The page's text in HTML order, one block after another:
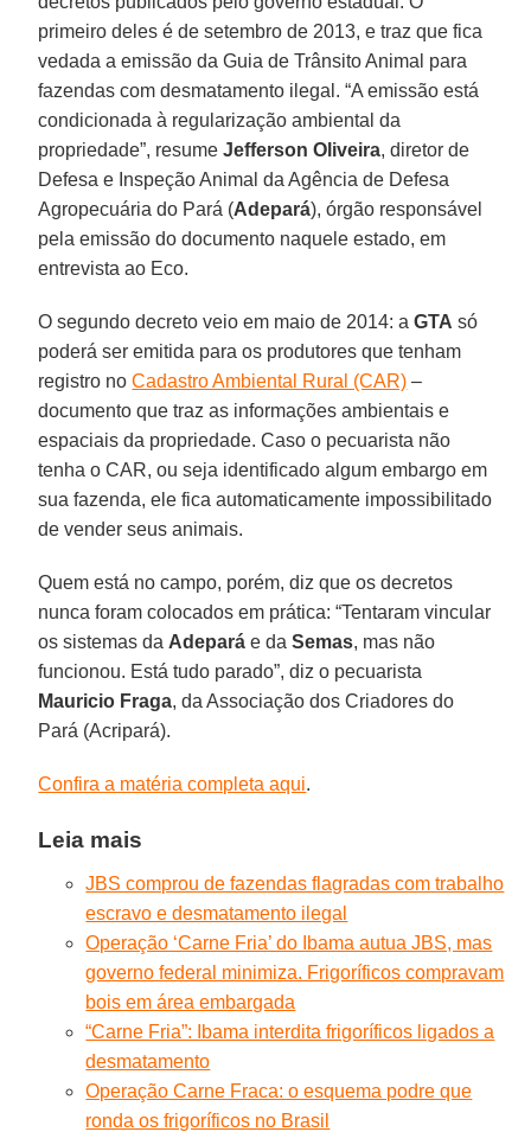
primeiro deles é de setembro de 2013, e traz que fica
vedada a emissão da Guia de Trânsito Animal para
fazendas com desmatamento ilegal. “A emissão está
condicionada à regularização ambiental da
propriedade”, resumeJefferson Oliveira, diretor de
Defesa e Inspeção Animal da Agência de Defesa
Agropecuária do Pará (Adepará), órgão responsável
pela emissão do documento naquele estado, em
entrevista ao Eco.
O segundo decreto veio em maio de 2014: aGTA só
poderá ser emitida para os produtores que tenham
registro noCadastro Ambiental Rural (CAR) –
documento que traz as informações ambientais e
espaciais da propriedade. Caso o pecuarista não
tenha o CAR, ou seja identificado algum embargo em
sua fazenda, ele fica automaticamente impossibilitado
de vender seus animais.
Quem está no campo, porém, diz que os decretos
nunca foram colocados em prática: “Tentaram vincular
os sistemas da Adepará e daSemas, mas não
funcionou. Está tudo parado”, diz o pecuarista
Mauricio Fraga, da Associação dos Criadores do
Pará (Acripará).
Confira a matéria completa aqui.
Leia mais
JBS comprou de fazendas flagradas com trabalho
escravo e desmatamento ilegal
Operação ‘Carne Fria’ do Ibama autua JBS, mas
governo federal minimiza. Frigoríficos compravam
bois em área embargada
“Carne Fria”: Ibama interdita frigoríficos ligados a
desmatamento
Operação Carne Fraca: o esquema podre que
ronda os frigoríficos no Brasil